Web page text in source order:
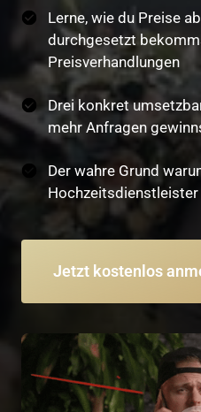
Lerne, wie du Preise
durchgesetzt
Preisverhandlungen
Drei konkret
mehr Anfragen
Der wahre Grund
Jetzt kostenlos